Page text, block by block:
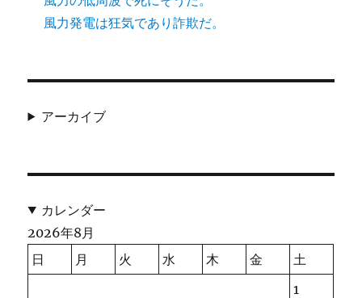
風力発電は狂気であり詐欺だ。
アーカイブ
カレンダー
2026年8月
日
月 火 水 木 金
土
1